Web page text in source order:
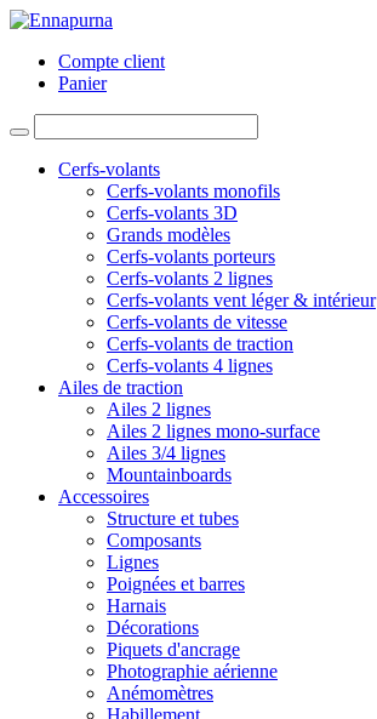
Compte client
Panier
Cerfs-volants
Cerfs-volants monofils
Cerfs-volants 3D
Grands modèles
Cerfs-volants porteurs
Cerfs-volants 2 lignes
Cerfs-volants vent léger & intérieur
Cerfs-volants de vitesse
Cerfs-volants de traction
Cerfs-volants 4 lignes
Ailes de traction
Ailes 2 lignes
Ailes 2 lignes mono-surface
Ailes 3/4 lignes
Mountainboards
Accessoires
Structure et tubes
Composants
Lignes
Poignées et barres
Harnais
Décorations
Piquets d'ancrage
Photographie aérienne
Anémomètres
Habillement